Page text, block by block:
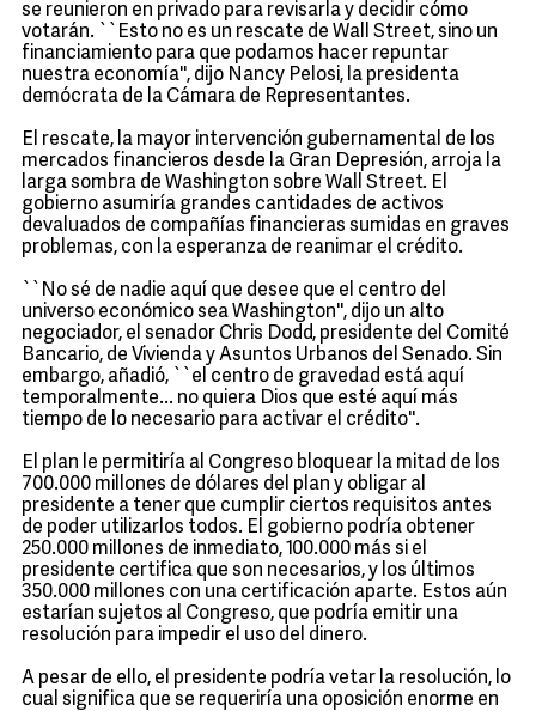
se reunieron en privado para revisarla y decidir cómo
votarán. ``Esto no es un rescate de Wall Street, sino un
financiamiento para que podamos hacer repuntar
nuestra economía'', dijo Nancy Pelosi, la presidenta
demócrata de la Cámara de Representantes.
El rescate, la mayor intervención gubernamental de los
mercados financieros desde la Gran Depresión, arroja la
larga sombra de Washington sobre Wall Street. El
gobierno asumiría grandes cantidades de activos
devaluados de compañías financieras sumidas en graves
problemas, con la esperanza de reanimar el crédito.
``No sé de nadie aquí que desee que el centro del
universo económico sea Washington'', dijo un alto
negociador, el senador Chris Dodd, presidente del Comité
Bancario, de Vivienda y Asuntos Urbanos del Senado. Sin
embargo, añadió, ``el centro de gravedad está aquí
temporalmente... no quiera Dios que esté aquí más
tiempo de lo necesario para activar el crédito''.
El plan le permitiría al Congreso bloquear la mitad de los
700.000 millones de dólares del plan y obligar al
presidente a tener que cumplir ciertos requisitos antes
de poder utilizarlos todos. El gobierno podría obtener
250.000 millones de inmediato, 100.000 más si el
presidente certifica que son necesarios, y los últimos
350.000 millones con una certificación aparte. Estos aún
estarían sujetos al Congreso, que podría emitir una
resolución para impedir el uso del dinero.
A pesar de ello, el presidente podría vetar la resolución, lo
cual significa que se requeriría una oposición enorme en